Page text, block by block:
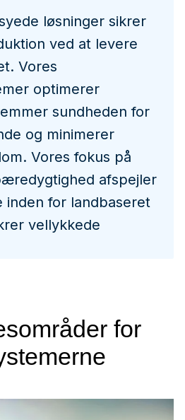
løsninger sikrer
ved at levere
Vores
optimerer
sundheden for
og minimerer
Vores fokus på
afspejler
inden for landbaseret
vellykkede
for